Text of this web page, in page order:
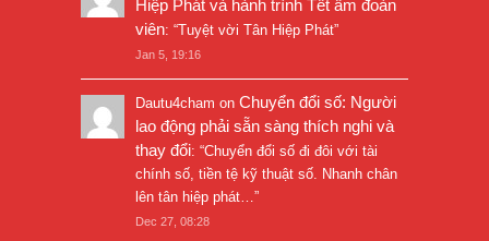
Hiệp Phát và hành trình Tết ấm đoàn
viên: “Tuyệt vời Tân Hiệp Phát”
Jan 5, 19:16
Dautu4cham on Chuyển đổi số: Người
lao động phải sẵn sàng thích nghi và
thay đổi: “Chuyển đổi số đi đôi với tài
chính số, tiền tệ kỹ thuật số. Nhanh chân
lên tân hiệp phát… ”
Dec 27, 08:28